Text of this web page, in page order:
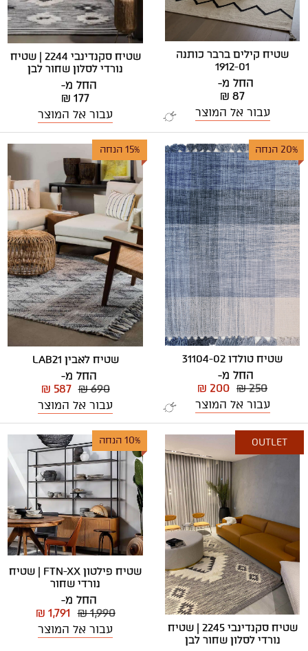
שטיח קילים ברבר כותנה
1912-01
החל מ-
₪ 87
עבור אל המוצר
שטיח סקנדינבי 2244 | שטיח
נורדי לסלון שחור לבן
החל מ-
₪ 177
עבור אל המוצר
20% הנחה
שטיח טולדו 31104-02
החל מ-
₪ 250
₪ 200
עבור אל המוצר
15% הנחה
שטיח לאבין LAB21
החל מ-
₪ 690
₪ 587
עבור אל המוצר
OUTLET
שטיח סקנדינבי 2245 | שטיח
נורדי לסלון שחור לבן
10% הנחה
שטיח פילטון FTN-XX | שטיח
נורדי שחור
החל מ-
₪ 1,990
₪ 1,791
עבור אל המוצר